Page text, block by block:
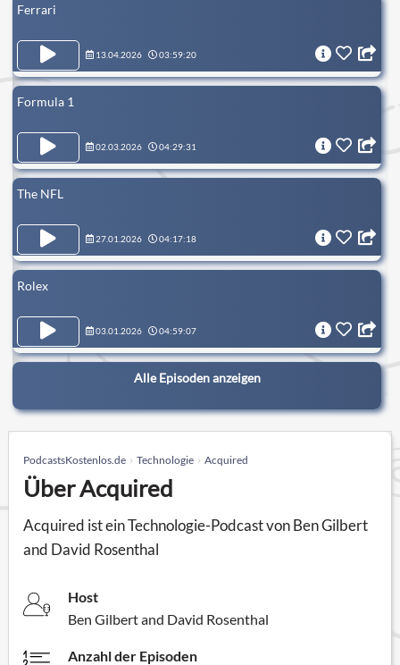
Ferrari
13.04.2026 03:59:20
Formula 1
02.03.2026 04:29:31
The NFL
27.01.2026 04:17:18
Rolex
03.01.2026 04:59:07
Alle Episoden anzeigen
PodcastsKostenlos.de Technologie Acquired
Über Acquired
Acquired ist ein Technologie-Podcast von Ben Gilbert
and David Rosenthal
Host
Ben Gilbert and David Rosenthal
Anzahl der Episoden